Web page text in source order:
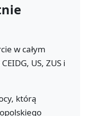
w całym
US, ZUS i
którą